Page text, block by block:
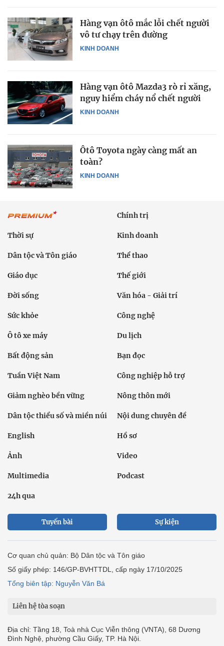
KINH DOANH
Hàng vạn ôtô mắc lỗi chết người
vô tư chạy trên đường
KINH DOANH
Hàng vạn ôtô Mazda3 rò rỉ xăng,
nguy hiểm cháy nổ chết người
KINH DOANH
Ôtô Toyota ngày càng mất an
toàn?
Chính trị
Thời sự Kinh doanh
Dân tộc và Tôn giáo Thể thao
Giáo dục Thế giới
Đời sống Văn hóa - Giải trí
Sức khỏe Công nghệ
Ô tô xe máy Du lịch
Bất động sản Bạn đọc
Tuần Việt Nam Công nghiệp hỗ trợ
Giảm nghèo bền vững Nông thôn mới
Dân tộc thiểu số và miền núi Nội dung chuyên đề
English Hồ sơ
Ảnh Video
Multimedia Podcast
24h qua
Tuyến bài Sự kiện
Cơ quan chủ quản: Bộ Dân tộc và Tôn giáo
Số giấy phép: 146/GP-BVHTTDL, cấp ngày 17/10/2025
Tổng biên tập: Nguyễn Văn Bá
Liên hệ tòa soạn
Địa chỉ: Tầng 18, Toà nhà Cục Viễn thông (VNTA), 68 Dương
Đình Nghệ, phường Cầu Giấy, TP. Hà Nội.